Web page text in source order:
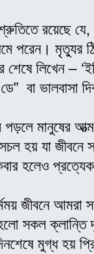
রয়েছে যে,
পরেন। মৃত্যুর
শেষে লিখেন –
ডে” বা ভালবাসা
পড়লে মানুষের
সচল হয় যা
হলেও
জীবনে আমরা
সকল ক্লান্তি
মুগ্ধ হয়